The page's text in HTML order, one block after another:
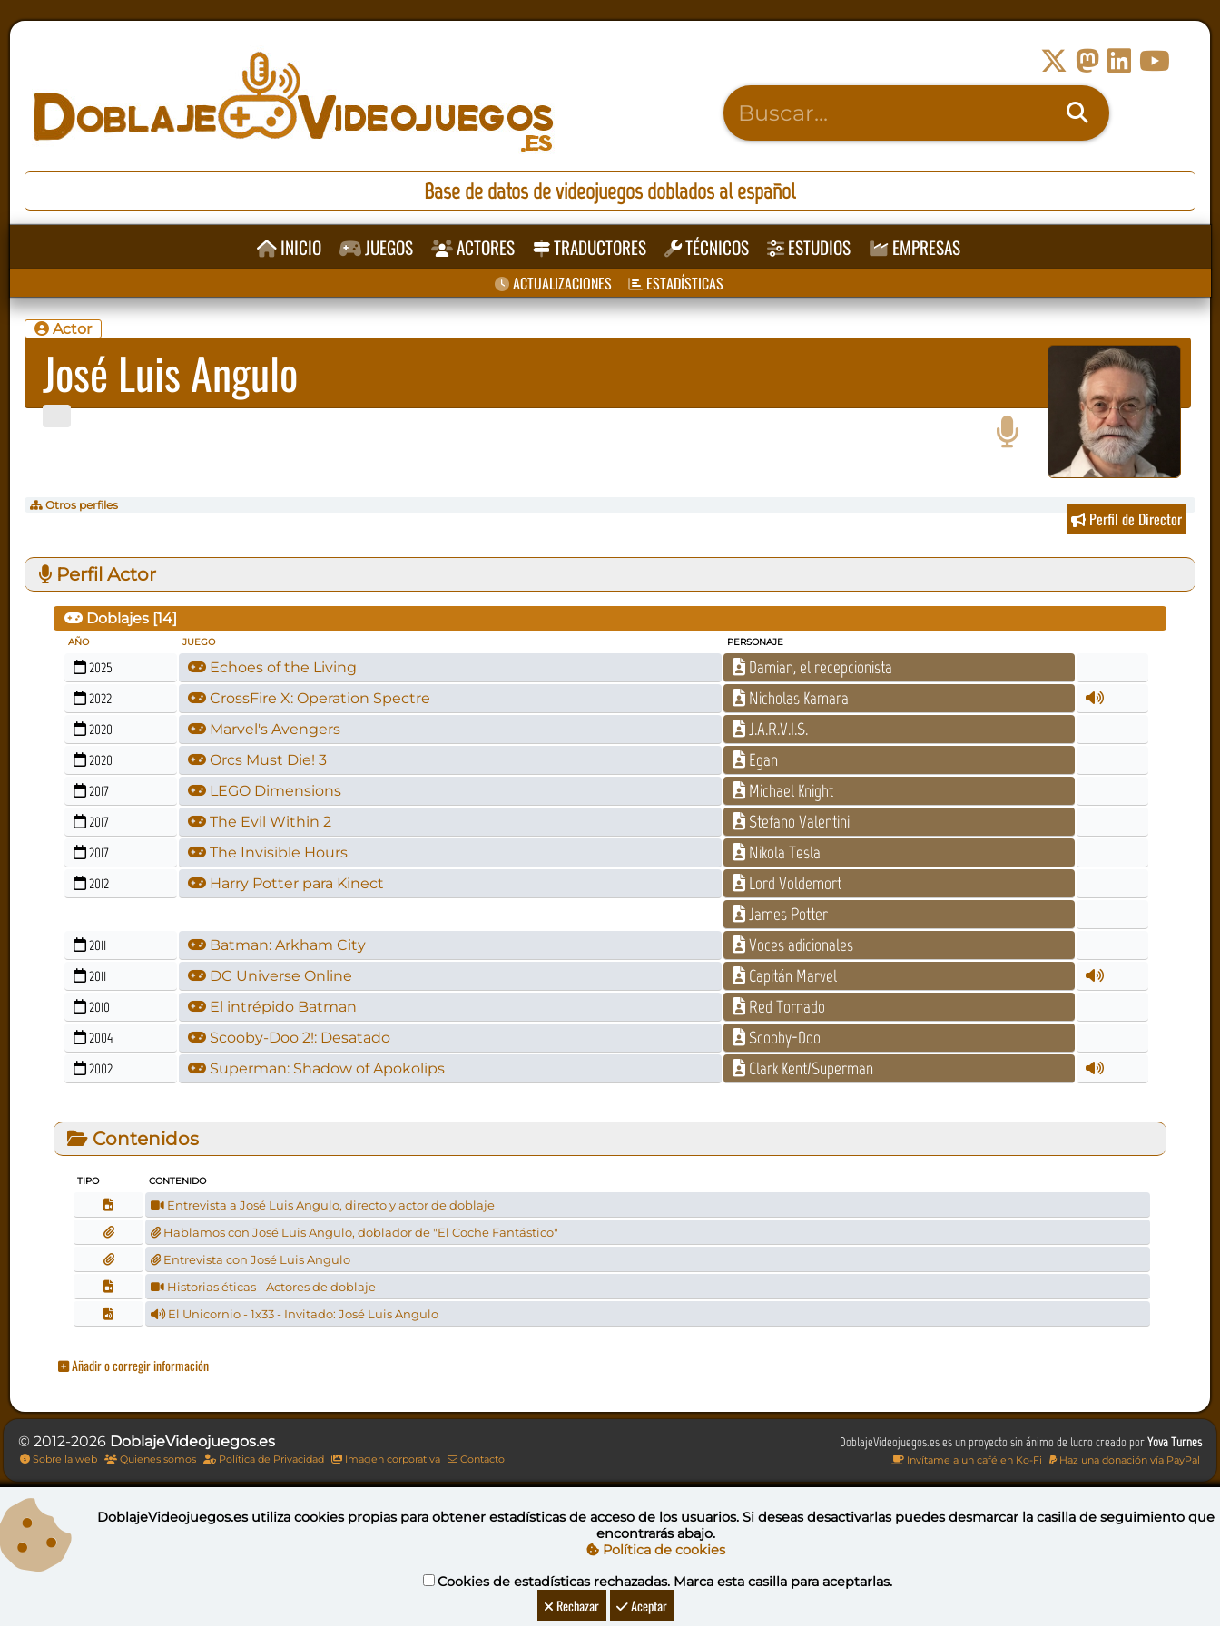
Base de datos de videojuegos doblados al español
INICIO JUEGOS ACTORES TRADUCTORES TÉCNICOS ESTUDIOS EMPRESAS
ACTUALIZACIONES ESTADÍSTICAS
Actor
José Luis Angulo
Otros perfiles
Perfil de Director
Perfil Actor
Doblajes [14]
AÑO JUEGO PERSONAJE
2025 Echoes of the Living Damian, el recepcionista
2022 CrossFire X: Operation Spectre Nicholas Kamara
2020 Marvel's Avengers J.A.R.V.I.S.
2020 Orcs Must Die! 3 Egan
2017 LEGO Dimensions Michael Knight
2017 The Evil Within 2 Stefano Valentini
2017 The Invisible Hours Nikola Tesla
2012 Harry Potter para Kinect
Lord Voldemort
James Potter
2011 Batman: Arkham City Voces adicionales
2011 DC Universe Online Capitán Marvel
2010 El intrépido Batman Red Tornado
2004 Scooby-Doo 2!: Desatado Scooby-Doo
2002 Superman: Shadow of Apokolips Clark Kent/Superman
Contenidos
TIPO CONTENIDO
Entrevista a José Luis Angulo, directo y actor de doblaje
Hablamos con José Luis Angulo, doblador de "El Coche Fantástico"
Entrevista con José Luis Angulo
Historias éticas - Actores de doblaje
El Unicornio - 1x33 - Invitado: José Luis Angulo
Añadir o corregir información
DoblajeVideojuegos.es es un proyecto sin ánimo de lucro creado porYova Turnes
Invítame a un café en Ko-Fi Haz una donación vía PayPal
© 2012-2026 DoblajeVideojuegos.es
Sobre la web Quienes somos Política de Privacidad Imagen corporativa Contacto
Esta obra está bajo una licencia de Creative Commons Reconocimiento-NoComercial-CompartirIgual 4.0 Internacional
YovaGamingNetwork
DeVuego GAL DeVuego LATAM
DoblajeVideojuegos.es utilizacookies propiaspara obtener estadísticas de acceso de los usuarios. Si deseas desactivarlas puedesdesmarcar la casilla de seguimiento que
encontrarás abajo.
Política de cookies
Cookies de estadísticas rechazadas. Marca esta casilla para aceptarlas.
Rechazar Aceptar